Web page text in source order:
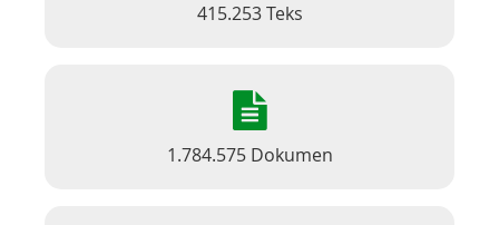
415.253 Teks
1.784.575 Dokumen